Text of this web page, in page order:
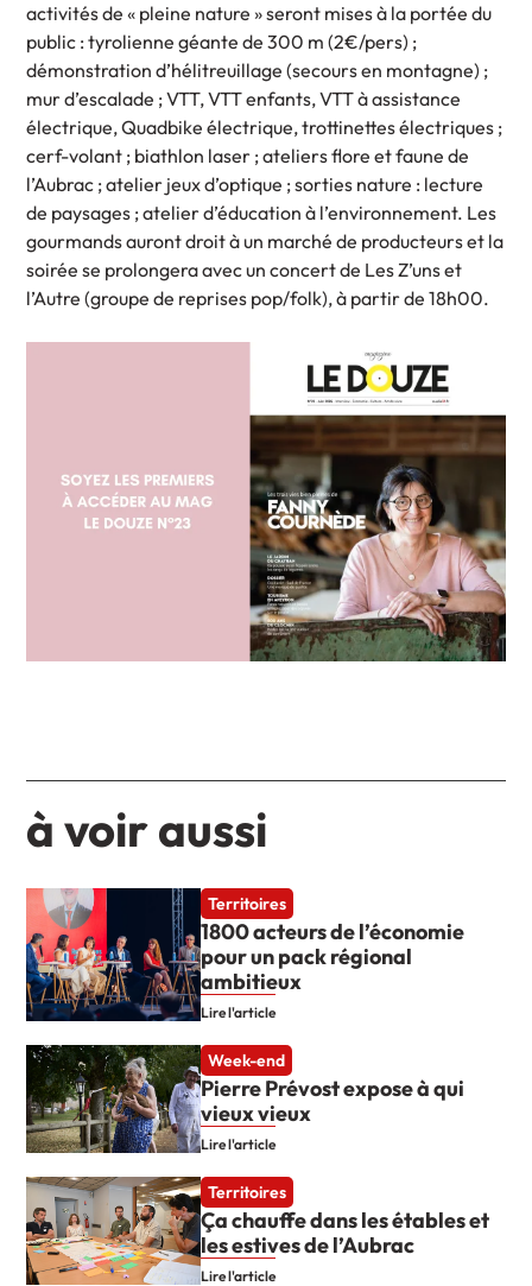
activités de « pleine nature » seront mises à la portée du
public : tyrolienne géante de 300 m (2€/pers) ;
démonstration d’hélitreuillage (secours en montagne) ;
mur d’escalade ; VTT, VTT enfants, VTT à assistance
électrique, Quadbike électrique, trottinettes électriques ;
cerf-volant ; biathlon laser ; ateliers flore et faune de
l’Aubrac ; atelier jeux d’optique ; sorties nature : lecture
de paysages ; atelier d’éducation à l’environnement. Les
gourmands auront droit à un marché de producteurs et la
soirée se prolongera avec un concert de Les Z’uns et
l’Autre (groupe de reprises pop/folk), à partir de 18h00.
à voir aussi
Territoires
1800 acteurs de l’économie
pour un pack régional
ambitieux
Lire l'article
Week-end
Pierre Prévost expose à qui
vieux vieux
Lire l'article
Territoires
Ça chauffe dans les étables et
les estives de l’Aubrac
Lire l'article